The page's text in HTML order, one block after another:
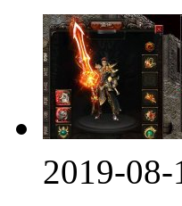
2019-